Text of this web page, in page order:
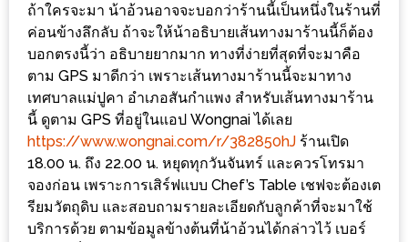
ไป
ลอง
16
ร้าน
อร่อย
ที่
ต้อง
มา
ถ้าใครจะมา น้าอ้วนอาจจะบอกว่าร้านนี้เป็นหนึ่งในร้านที่
ค่อนข้างลึกลับ ถ้าจะให้น้าอธิบายเส้นทางมาร้านนี้ก็ต้อง
บอกตรงนี้ว่า อธิบายยากมาก ทางที่ง่ายที่สุดที่จะมาคือ
ตาม GPS มาดีกว่า เพราะเส้นทางมาร้านนี้จะมาทาง
เทศบาลแม่ปูคา อำเภอสันกำแพง สำหรับเส้นทางมาร้าน
นี้ ดูตาม GPS ที่อยู่ในแอป Wongnai ได้เลย
https://www.wongnai.com/r/382850hJ ร้านเปิด
18.00 น. ถึง 22.00 น. หยุดทุกวันจันทร์ และควรโทรมา
จองก่อน เพราะการเสิร์ฟแบบ Chef’s Table เชฟจะต้องเต
รียมวัตถุดิบ และสอบถามรายละเอียดกับลูกค้าที่จะมาใช้
บริการด้วย ตามข้อมูลข้างต้นที่น้าอ้วนได้กล่าวไว้ เบอร์